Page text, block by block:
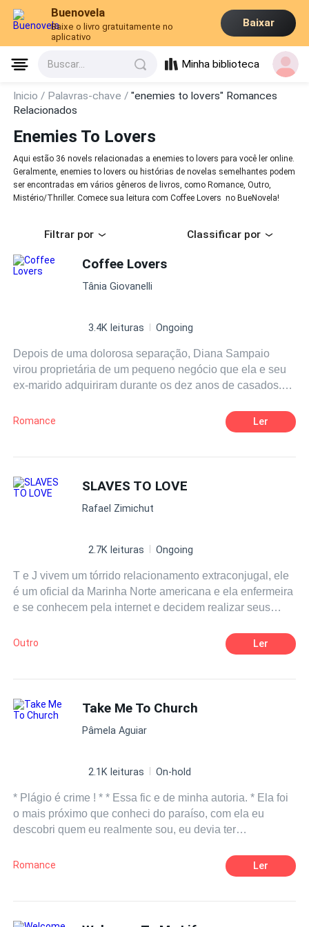
Buenovela
Baixe o livro gratuitamente no
aplicativo
Baixar
Buscar... Minha biblioteca
Inicio / Palavras-chave /"enemies to lovers" Romances
Relacionados
Enemies To Lovers
Aqui estão 36 novels relacionadas a enemies to lovers para você ler online.
Geralmente, enemies to lovers ou histórias de novelas semelhantes podem
ser encontradas em vários gêneros de livros, como Romance, Outro,
Mistério/Thriller. Comece sua leitura com Coffee Lovers no BueNovela!
Filtrar por Classificar por
Coffee Lovers
Tânia Giovanelli
3.4K leituras Ongoing
Depois de uma dolorosa separação, Diana Sampaio
virou proprietária de um pequeno negócio que ela e seu
ex-marido adquiriram durante os dez anos de casados.
tomou conta de nada e agora tem um café para
administrar. Um lugar aconchegando e muito bem
casamento, ela enfrentará muitos problemas com seu
novo negócio. Coffee Lovers trará muitas emoções para
Diana que está desacreditada no amor. Uma história
Romance Ler
SLAVES TO LOVE
Rafael Zimichut
2.7K leituras Ongoing
T e J vivem um tórrido relacionamento extraconjugal, ele
é um oficial da Marinha Norte americana e ela enfermeira
e se conhecem pela internet e decidem realizar seus
uma reação, e a deles foi além do que poderiam
Outro Ler
Take Me To Church
Pâmela Aguiar
2.1K leituras On-hold
* Plágio é crime ! * * Essa fic e de minha autoria. * Ela foi
o mais próximo que conheci do paraíso, com ela eu
descobri quem eu realmente sou, eu devia ter
Eu devia ter dito que ela era a luz do sol durante os
domingos sombrios, a única deusa para a qual eu
estivesse ao meu lado. * O que realmente significa
Romance Ler